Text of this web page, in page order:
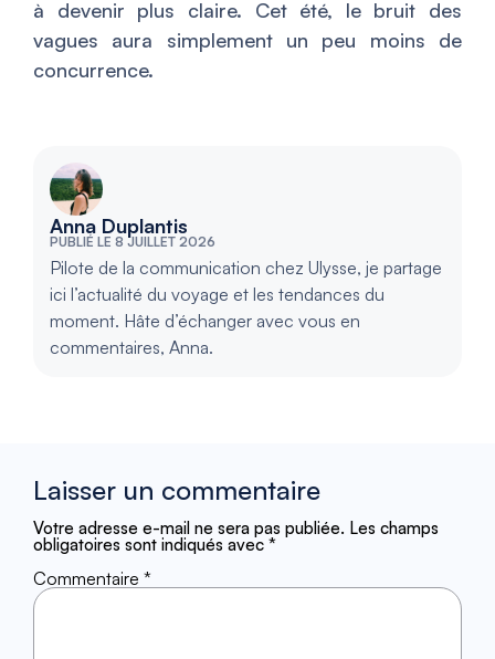
à devenir plus claire. Cet été, le bruit des
vagues aura simplement un peu moins de
concurrence.
Anna Duplantis
PUBLIÉ LE 8 JUILLET 2026
Pilote de la communication chez Ulysse, je partage
ici l’actualité du voyage et les tendances du
moment. Hâte d’échanger avec vous en
commentaires, Anna.
Laisser un commentaire
Votre adresse e-mail ne sera pas publiée. Les champs
obligatoires sont indiqués avec *
Commentaire *